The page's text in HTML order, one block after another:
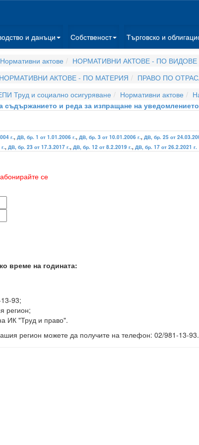
и данъци Собственост Търговско и
актове НОРМАТИВНИ АКТОВЕ - ПО ВИДОВЕ
НОРМАТИВНИ АКТОВЕ - ПО МАТЕРИЯ ПРАВО ПО
Труд и социално осигуряване
Нормативни актове
съдържанието и реда за изпращане на
г., ДВ, бр. 1 от 1.01.2006 г., ДВ, бр. 3 от 10.01.2006 г., ДВ, бр. 25 от
, ДВ, бр. 23 от 17.3.2017 г., ДВ, бр. 12 от 8.2.2019 г., ДВ, бр. 17 от 26.2.2021 г.
абонирайте се
време на годината:
93;
регион;
ИК "Труд и право".
регион можете да получите на телефон: 02/981-13-93.